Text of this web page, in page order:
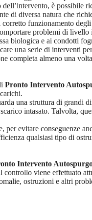
è
di diversa natura che
funzionamento
problemi di livello
biologica e ai condotti
una serie di interventi
completa almeno una
Pronto Intervento
una struttura di grandi
intasato. Talvolta,
per evitare conseguenze
qualsiasi tipo di
Intervento
viene effettuato
ostruzioni e altri